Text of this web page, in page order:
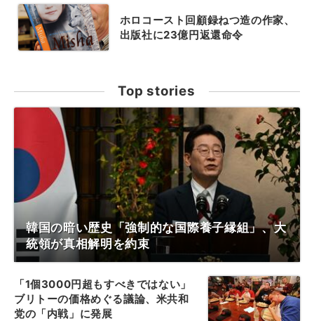
ホロコースト回顧録ねつ造の作家、
出版社に23億円返還命令
Top stories
韓国の暗い歴史「強制的な国際養子縁組」、大
統領が真相解明を約束
「1個3000円超もすべきではない」
ブリトーの価格めぐる議論、米共和
党の「内戦」に発展